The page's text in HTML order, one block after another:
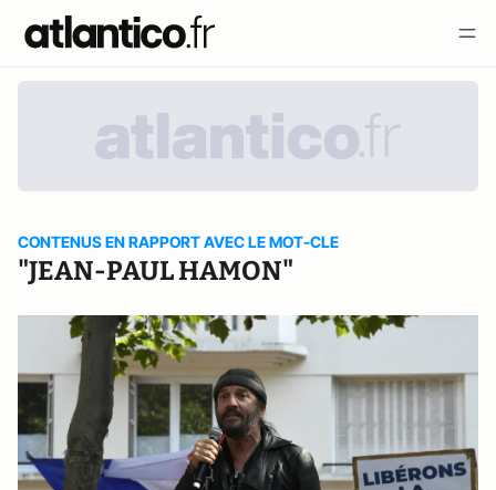
CONTENUS EN RAPPORT AVEC LE MOT-CLE
"JEAN-PAUL HAMON"